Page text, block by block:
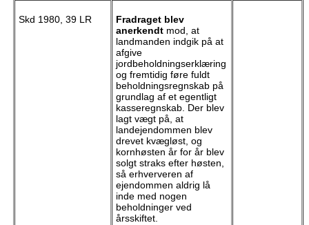
Skd 1980, 39 LR
Fradraget blev
anerkendtmod, at
landmanden indgik på at
afgive
jordbeholdningserklæring
og fremtidig føre fuldt
beholdningsregnskab på
grundlag af et egentligt
kasseregnskab. Der blev
lagt vægt på, at
landejendommen blev
drevet kvægløst, og
kornhøsten år for år blev
solgt straks efter høsten,
så erhververen af
ejendommen aldrig lå
inde med nogen
beholdninger ved
årsskiftet.